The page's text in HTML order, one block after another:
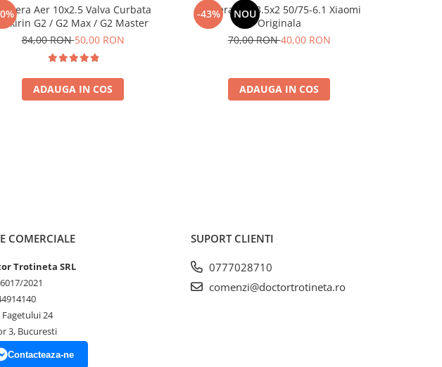
Aer 10x2.5 Valva Curbata
Kukirin G2 / G2 Max / G2 Master
84,00 RON50,00 RON
ADAUGA IN COS
-43% NOU
Camera Aer 8.5x2 50/75-6.1 Xiaomi
Originala
70,00 RON40,00 RON
ADAUGA IN COS
COMERCIALE
Trotineta SRL
2021
Fagetului 24
3, Bucuresti
Contacteaza-ne
SUPORT CLIENTI
0777028710
comenzi@doctortrotineta.ro